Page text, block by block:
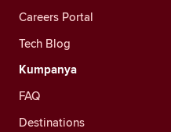
Careers Portal
Tech Blog
Kumpanya
FAQ
Destinations